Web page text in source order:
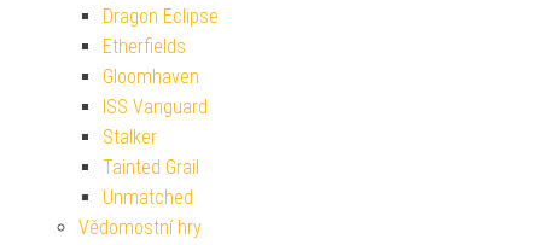
Dragon Eclipse
Etherfields
Gloomhaven
ISS Vanguard
Stalker
Tainted Grail
Unmatched
Vědomostní hry